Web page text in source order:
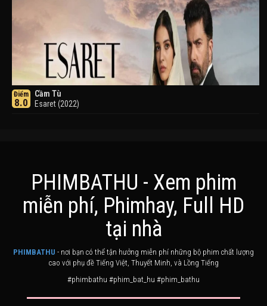
Điểm
8.0
Cầm Tù
Esaret (2022)
Khuyển Dạ Xoa
PHIMBATHU - Xem phim
miễn phí, Phimhay, Full HD
tại nhà
PHIMBATHU - nơi bạn có thể tận hưởng miễn phí những bộ phim chất lượng
cao với phụ đề Tiếng Việt, Thuyết Minh, và Lồng Tiếng
#phimbathu #phim_bat_hu #phim_bathu